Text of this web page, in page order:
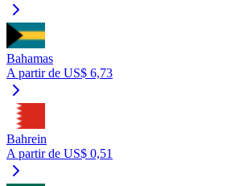
Bahamas
A partir de US$ 6,73
Bahrein
A partir de US$ 0,51